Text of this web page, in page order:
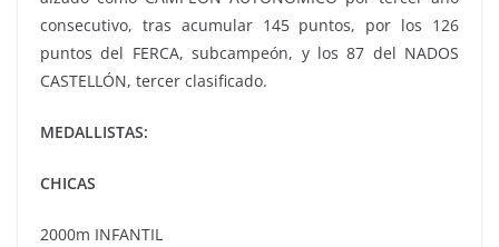
consecutivo, tras acumular 145 puntos, por los 126
puntos del FERCA, subcampeón, y los 87 del NADOS
CASTELLÓN, tercer clasificado.
MEDALLISTAS:
CHICAS
2000m INFANTIL